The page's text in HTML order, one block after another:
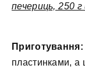
печериць, 250 г
Приготування:
пластинками, а